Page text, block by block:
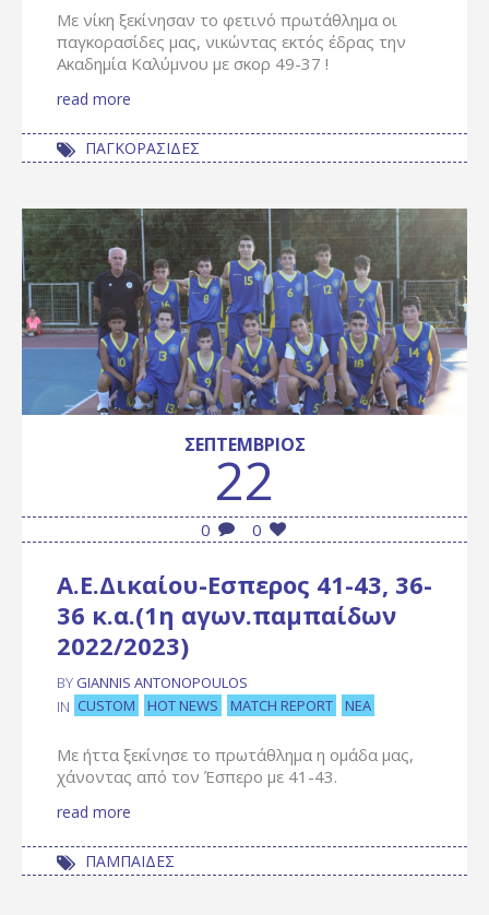
Με νίκη ξεκίνησαν το φετινό πρωτάθλημα οι
παγκορασίδες μας, νικώντας εκτός έδρας την
Ακαδημία Καλύμνου με σκορ 49-37 !
read more
ΠΑΓΚΟΡΑΣΙΔΕΣ
ΣΕΠΤΈΜΒΡΙΟΣ
22
0 0
Α.Ε.Δικαίου-Εσπερος 41-43, 36-
36 κ.α.(1η αγων.παμπαίδων
2022/2023)
BY GIANNIS ANTONOPOULOS
IN CUSTOM HOT NEWS MATCH REPORT ΝΈΑ
Με ήττα ξεκίνησε το πρωτάθλημα η ομάδα μας,
χάνοντας από τον Έσπερο με 41-43.
read more
ΠΑΜΠΑΙΔΕΣ